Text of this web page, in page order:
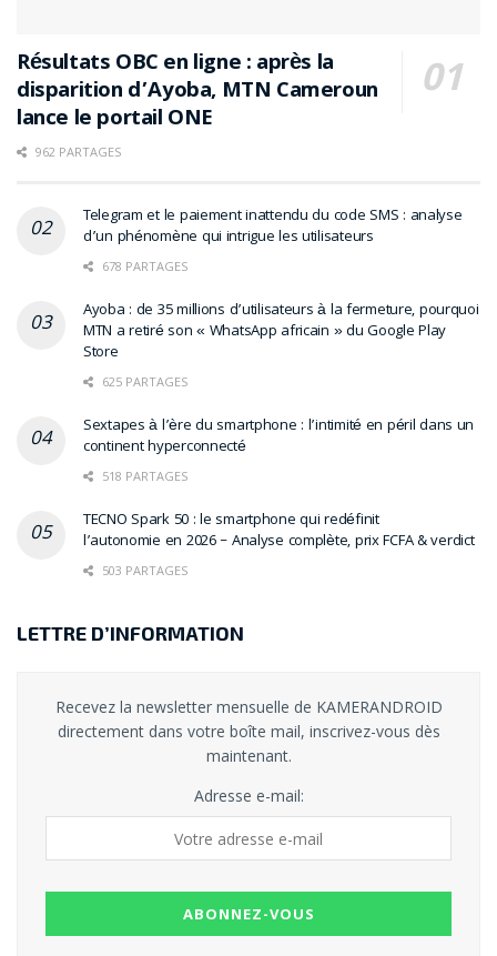
Résultats OBC en ligne : après la
disparition d’Ayoba, MTN Cameroun
lance le portail ONE
962 PARTAGES
Telegram et le paiement inattendu du code SMS : analyse
d’un phénomène qui intrigue les utilisateurs
678 PARTAGES
Ayoba : de 35 millions d’utilisateurs à la fermeture, pourquoi
MTN a retiré son « WhatsApp africain » du Google Play
Store
625 PARTAGES
Sextapes à l’ère du smartphone : l’intimité en péril dans un
continent hyperconnecté
518 PARTAGES
TECNO Spark 50 : le smartphone qui redéfinit
l’autonomie en 2026 – Analyse complète, prix FCFA & verdict
503 PARTAGES
LETTRE D’INFORMATION
Recevez la newsletter mensuelle de KAMERANDROID
directement dans votre boîte mail, inscrivez-vous dès
maintenant.
Adresse e-mail: